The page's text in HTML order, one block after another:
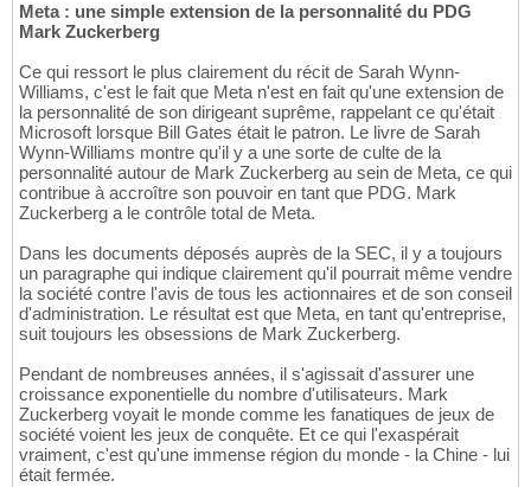
Meta : une simple extension de la personnalité du PDG
Mark Zuckerberg
Ce qui ressort le plus clairement du récit de Sarah Wynn-
Williams, c'est le fait que Meta n'est en fait qu'une extension de
la personnalité de son dirigeant suprême, rappelant ce qu'était
Microsoft lorsque Bill Gates était le patron. Le livre de Sarah
Wynn-Williams montre qu'il y a une sorte de culte de la
personnalité autour de Mark Zuckerberg au sein de Meta, ce qui
contribue à accroître son pouvoir en tant que PDG. Mark
Zuckerberg a le contrôle total de Meta.
Dans les documents déposés auprès de la SEC, il y a toujours
un paragraphe qui indique clairement qu'il pourrait même vendre
la société contre l'avis de tous les actionnaires et de son conseil
d'administration. Le résultat est que Meta, en tant qu'entreprise,
suit toujours les obsessions de Mark Zuckerberg.
Pendant de nombreuses années, il s'agissait d'assurer une
croissance exponentielle du nombre d'utilisateurs. Mark
Zuckerberg voyait le monde comme les fanatiques de jeux de
société voient les jeux de conquête. Et ce qui l'exaspérait
vraiment, c'est qu'une immense région du monde - la Chine - lui
était fermée.